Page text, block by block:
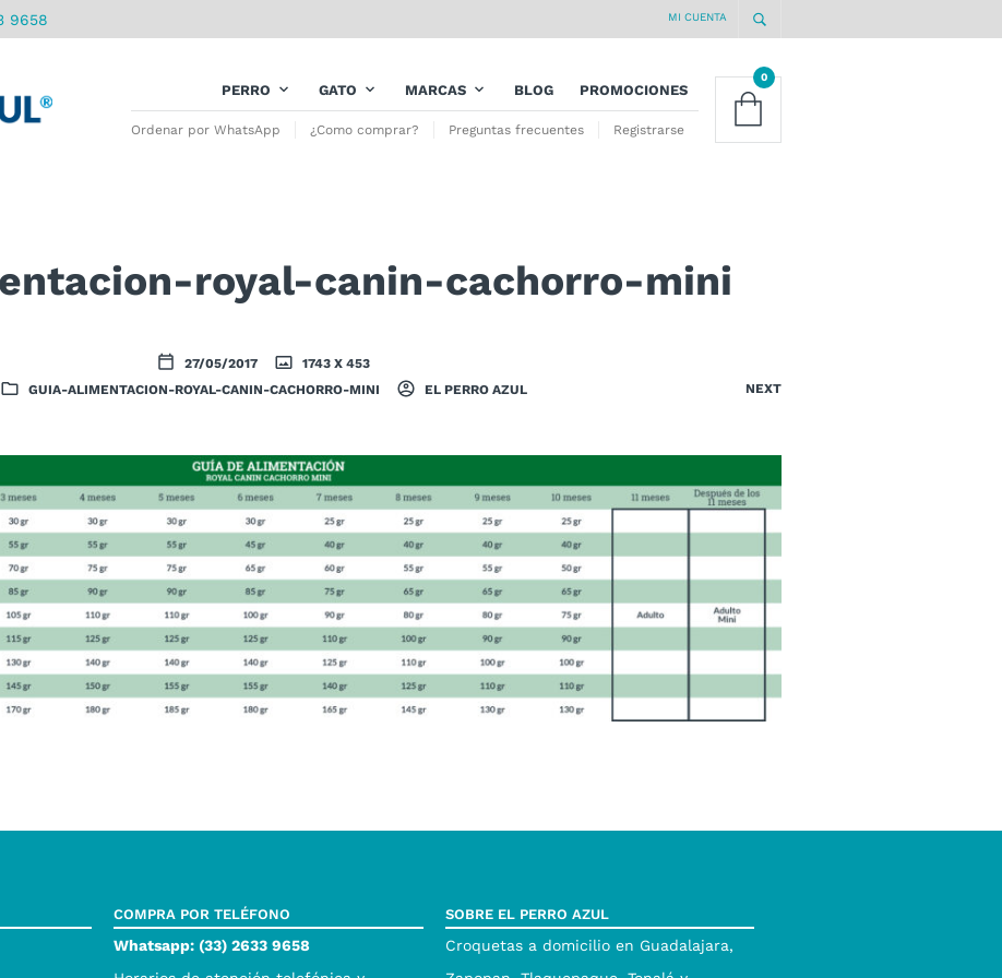
9658 MI CUENTA
PERRO GATO MARCAS BLOG PROMOCIONES
Ordenar por WhatsApp ¿Como comprar? Preguntas frecuentes Registrarse
0
royal-canin-cachorro-mini
27/05/2017
1743 X 453
GUIA-ALIMENTACION-ROYAL-CANIN-CACHORRO-MINI
EL PERRO AZUL NEXT
COMPRA POR TELÉFONO
Whatsapp: (33) 2633 9658
SOBRE EL PERRO AZUL
Croquetas a domicilio en Guadalajara,